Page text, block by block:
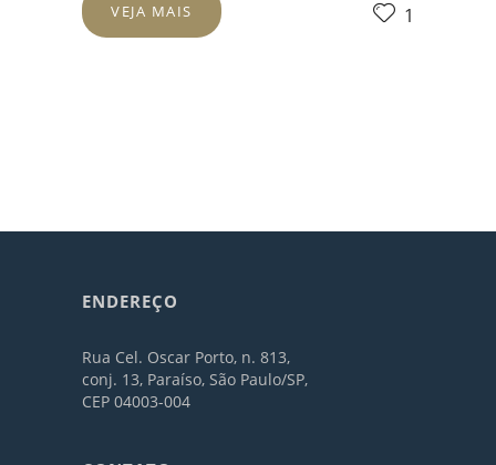
VEJA MAIS 1
ENDEREÇO
Rua Cel. Oscar Porto, n. 813,
conj. 13, Paraíso, São Paulo/SP,
CEP 04003-004